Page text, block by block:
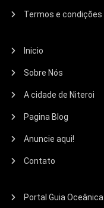
Termos e condições
Inicio
Sobre Nós
A cidade de Niteroi
Pagina Blog
Anuncie aqui!
Contato
Portal Guia Oceânica